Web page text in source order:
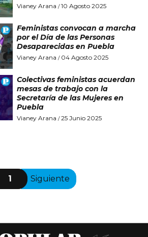
Vianey Arana /10 Agosto 2025
Feministas convocan a marcha
por el Día de las Personas
Desaparecidas en Puebla
Vianey Arana / 04 Agosto 2025
Colectivas feministas acuerdan
mesas de trabajo con la
Secretaría de las Mujeres en
Puebla
Vianey Arana /25 Junio 2025
1 Siguiente